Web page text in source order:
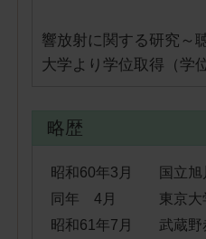
響放射に関する研究～
大学より学位取得（学
略歴
昭和60年3月
国立
同年 4月
東京
昭和61年7月
武蔵